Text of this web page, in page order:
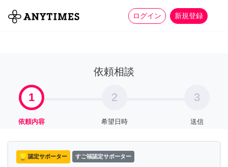
ログイン 新規登録
全て 家事 more_horiz
依頼相談
1
依頼内容
2
希望日時
3
送信
認定サポーター すご福認定サポーター